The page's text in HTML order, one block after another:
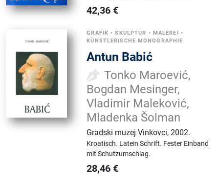
42,36 €
GRAFIK •SKULPTUR • MALEREI •
KÜNSTLERISCHE MONOGRAPHIE
Antun Babić
Tonko Maroević,
Bogdan Mesinger,
Vladimir Maleković,
Mladenka Šolman
Gradski muzej Vinkovci,2002.
Kroatisch. Latein Schrift. Fester Einband
mit Schutzumschlag.
28,46 €